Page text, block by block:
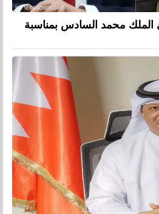
الملك محمد السادس بمناسبة